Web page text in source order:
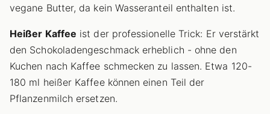
vegane Butter, da kein Wasseranteil enthalten ist.
Heißer Kaffee ist der professionelle Trick: Er verstärkt
den Schokoladengeschmack erheblich - ohne den
Kuchen nach Kaffee schmecken zu lassen. Etwa 120-
180 ml heißer Kaffee können einen Teil der
Pflanzenmilch ersetzen.